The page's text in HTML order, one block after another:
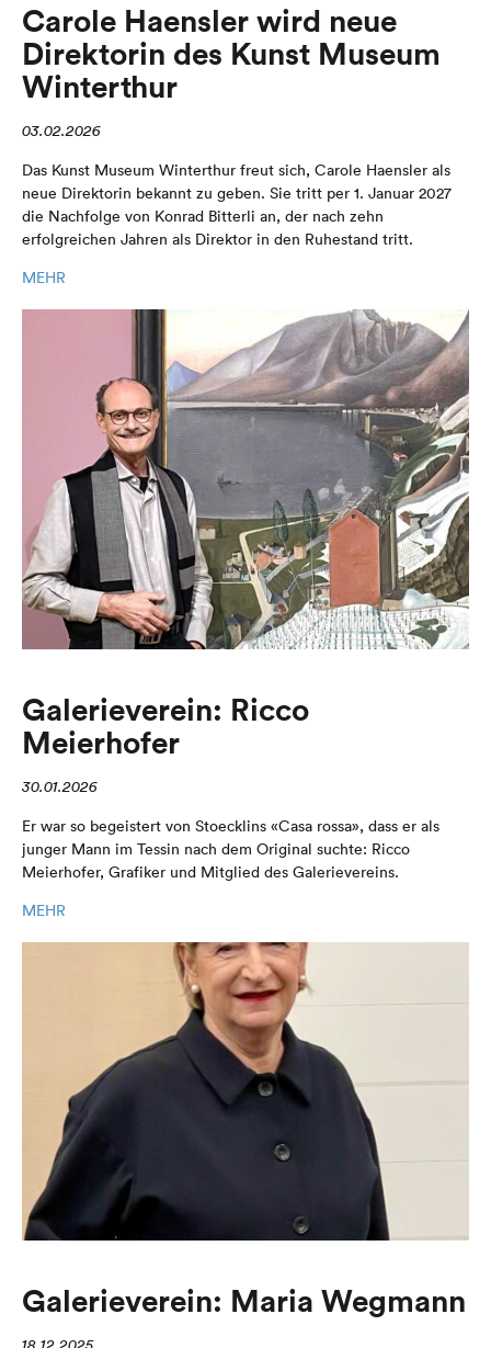
Carole Haensler wird neue
Direktorin des Kunst Museum
Winterthur
03.02.2026
Das Kunst Museum Winterthur freut sich, Carole Haensler als
neue Direktorin bekannt zu geben. Sie tritt per 1. Januar 2027
die Nachfolge von Konrad Bitterli an, der nach zehn
erfolgreichen Jahren als Direktor in den Ruhestand tritt.
MEHR
Galerieverein: Ricco
Meierhofer
30.01.2026
Er war so begeistert von Stoecklins «Casa rossa», dass er als
junger Mann im Tessin nach dem Original suchte: Ricco
Meierhofer, Grafiker und Mitglied des Galerievereins.
MEHR
Galerieverein: Maria Wegmann